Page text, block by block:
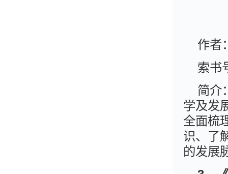
作者
索书
简介
学及发
全面梳
识、了
的发展